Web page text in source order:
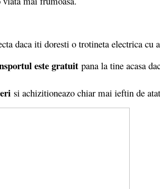
daca iti doresti o trotineta electrica cu
este gratuit pana la tine acasa
si achizitioneazo chiar mai ieftin de